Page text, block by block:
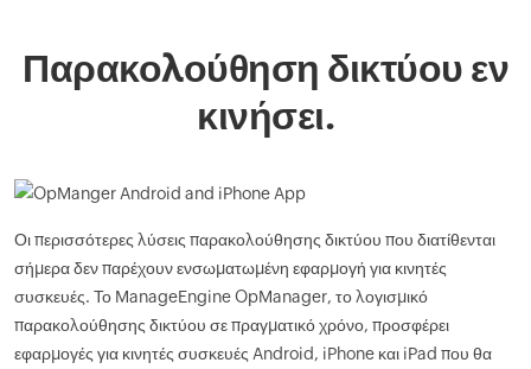
Παρακολούθηση δικτύου εν
κινήσει.
Οι περισσότερες λύσεις παρακολούθησης δικτύου που διατίθενται
σήμερα δεν παρέχουν ενσωματωμένη εφαρμογή για κινητές
συσκευές. Το ManageEngine OpManager, το λογισμικό
παρακολούθησης δικτύου σε πραγματικό χρόνο, προσφέρει
εφαρμογές για κινητές συσκευές Android, iPhone και iPad που θα